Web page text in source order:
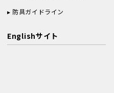
防具ガイドライン
Englishサイト